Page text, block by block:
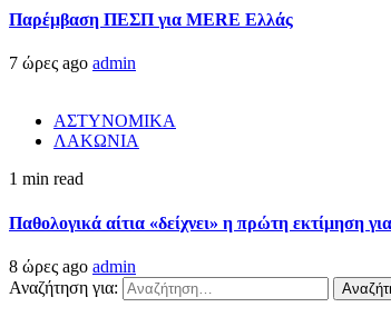
Παρέμβαση ΠΕΣΠ για MERE Ελλάς
7 ώρες ago admin
ΑΣΤΥΝΟΜΙΚΑ
ΛΑΚΩΝΙΑ
1 min read
Παθολογικά αίτια «δείχνει» η πρώτη εκτίμηση
8 ώρες ago admin
Αναζήτηση για: